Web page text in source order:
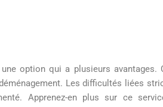
option qui a plusieurs avantages.
Les difficultés liées
Apprenez-en plus sur ce